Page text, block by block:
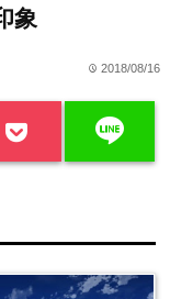
象
time 2018/08/16
line